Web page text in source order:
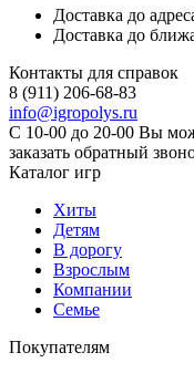
Доставка до
Доставка до
Контакты для справок
8 (911) 206-68-83
info@igropolys.ru
С 10-00 до 20-00 Вы
заказать обратный
Каталог игр
Хиты
Детям
В дорогу
Взрослым
Компании
Семье
Покупателям